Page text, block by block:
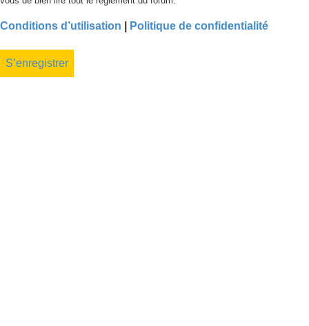
Conditions d’utilisation Politique de confidentialité
S’enregistrer